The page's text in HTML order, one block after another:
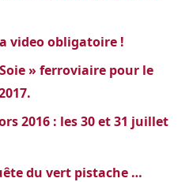
video obligatoire !
» ferroviaire pour le
2016 : les 30 et 31 juillet
du vert pistache …